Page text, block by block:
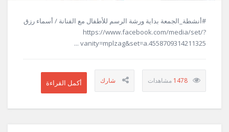
#أنشطة_الجمعة بداية ورشة الرسم للأطفال مع الفنانة / أسماء رزق
https://www.facebook.com/media/set/?
vanity=mplzag&set=a.4558709314211325 ...
1478